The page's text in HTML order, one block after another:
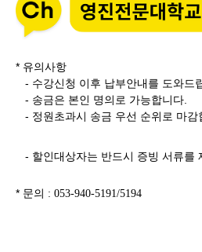
* 유의사항
- 수강신청 이후 납부안내를 도와드
- 송금은 본인 명의로 가능합니다.
- 정원초과시 송금 우선 순위로 마감
- 할인대상자는 반드시 증빙 서류를
* 문의 : 053-940-5191/5194